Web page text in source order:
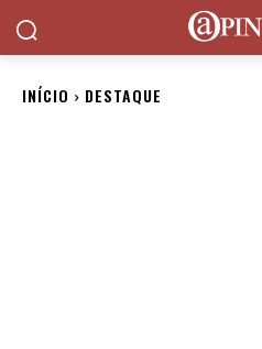
INÍCIO DESTAQUE